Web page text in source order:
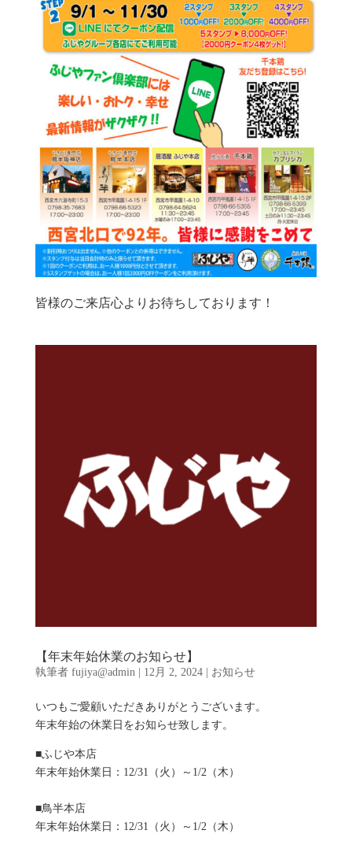
皆様のご来店心よりお待ちしております！
【年末年始休業のお知らせ】
執筆者 fujiya@admin| 12月 2, 2024| お知らせ
いつもご愛顧いただきありがとうございます。
年末年始の休業日をお知らせ致します。
■ふじや本店
年末年始休業日：12/31（火）～1/2（木）
■鳥半本店
年末年始休業日：12/31（火）～1/2（木）